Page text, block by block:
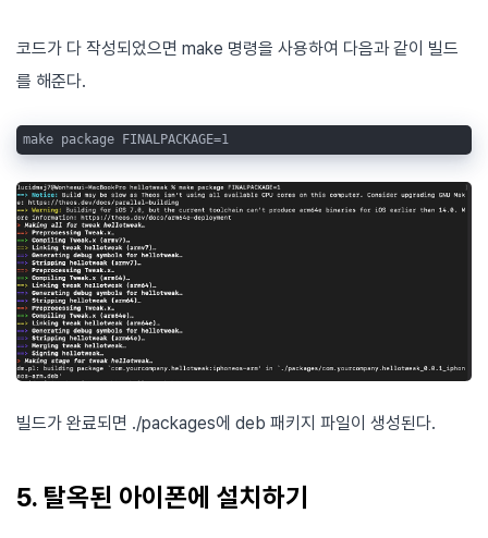
코드가 다 작성되었으면 make 명령을 사용하여 다음과 같이 빌드
를 해준다.
make package FINALPACKAGE=1
빌드가 완료되면 ./packages에 deb 패키지 파일이 생성된다.
5. 탈옥된 아이폰에 설치하기